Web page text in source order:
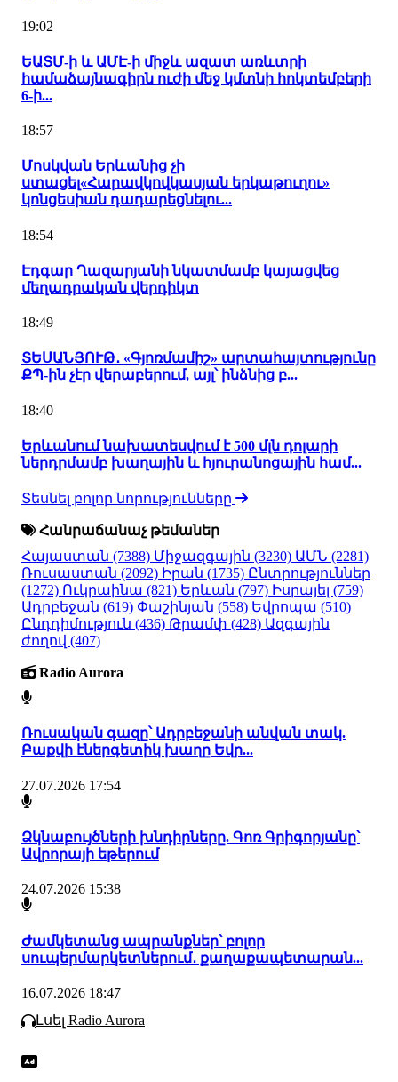
19:02
ԵԱՏՄ-ի և ԱՄԷ-ի միջև ազատ առևտրի
համաձայնագիրն ուժի մեջ կմտնի հոկտեմբերի
6-ի...
18:57
Մոսկվան Երևանից չի
ստացել«Հարավկովկասյան երկաթուղու»
կոնցեսիան դադարեցնելու...
18:54
Էդգար Ղազարյանի նկատմամբ կայացվեց
մեղադրական վերդիկտ
18:49
ՏԵՍԱՆՅՈՒԹ․ «Գյոռմամիշ» արտահայտությունը
ՔՊ-ին չէր վերաբերում, այլ՝ ինձնից բ...
18:40
Երևանում նախատեսվում է 500 մլն դոլարի
ներդրմամբ խաղային և հյուրանոցային համ...
Տեսնել բոլոր նորությունները
Հանրաճանաչ թեմաներ
Հայաստան (7388) Միջազգային (3230) ԱՄՆ (2281)
Ռուսաստան (2092) Իրան (1735) Ընտրություններ
(1272) Ուկրաինա (821) Երևան (797) Իսրայել (759)
Ադրբեջան (619) Փաշինյան (558) Եվրոպա (510)
Ընդդիմություն (436) Թրամփ (428) Ազգային
ժողով (407)
Radio Aurora
Ռուսական գազը՝ Ադրբեջանի անվան տակ.
Բաքվի էներգետիկ խաղը Եվր...
27.07.2026 17:54
Ձկնաբույծների խնդիրները. Գոռ Գրիգորյանը՝
Ավրորայի եթերում
24.07.2026 15:38
Ժամկետանց ապրանքներ՝ բոլոր
սուպերմարկետներում․ քաղաքապետարան...
16.07.2026 18:47
Լսել Radio Aurora